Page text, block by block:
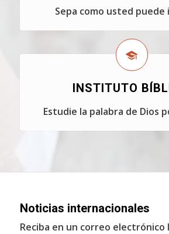
Sepa como usted puede
INSTITUTO
Estudie la palabra de Dios
Noticias internacionales
Reciba en un correo electrónico